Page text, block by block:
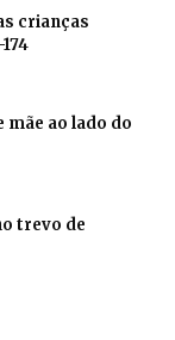
crianças
mãe ao lado do
trevo de